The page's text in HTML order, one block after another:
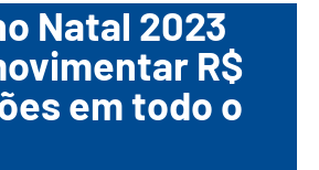
Natal 2023
R$
em todo o